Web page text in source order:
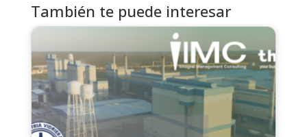
También te puede interesar